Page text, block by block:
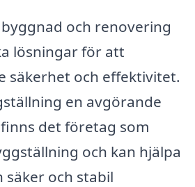
och renovering
lösningar för att
säkerhet och effektivitet.
en avgörande
det företag som
och kan hjälpa
säker och stabil